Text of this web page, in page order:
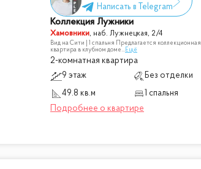
Коллекция Лужники
Хамовники, наб. Лужнецкая, 2/4
Вид на Сити | 1 спальня Предлагается коллекционная
квартира в клубном доме...Ещё
2-комнатная квартира
9 этаж
Без отделки
49.8 кв.м
1 спальня